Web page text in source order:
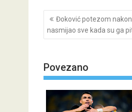
Post
navigation
Đoković potezom
nasmijao sve kada su ga
Povezano